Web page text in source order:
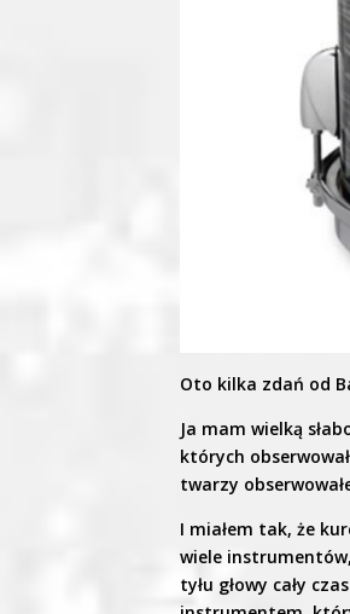
Oto kilka zdań od
Ja mam wielką
których
twarzy
I miałem tak, że
wiele
tyłu głowy cały